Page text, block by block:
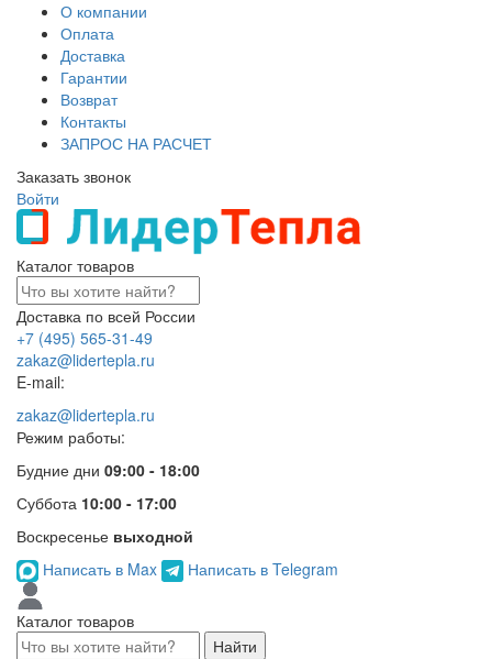
О компании
Оплата
Доставка
Гарантии
Возврат
Контакты
ЗАПРОС НА РАСЧЕТ
Заказать звонок
Войти
Каталог товаров
Доставка по всей России
+7 (495) 565-31-49
zakaz@lidertepla.ru
E-mail:
zakaz@lidertepla.ru
Режим работы:
Будние дни 09:00 - 18:00
Суббота 10:00 - 17:00
Воскресенье выходной
Написать в Max
Написать в Telegram
Каталог товаров
Найти